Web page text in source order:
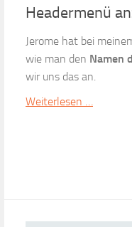
Headermenü
Jerome hat bei
wie man den Namen
wir uns das an.
Weiterlesen …